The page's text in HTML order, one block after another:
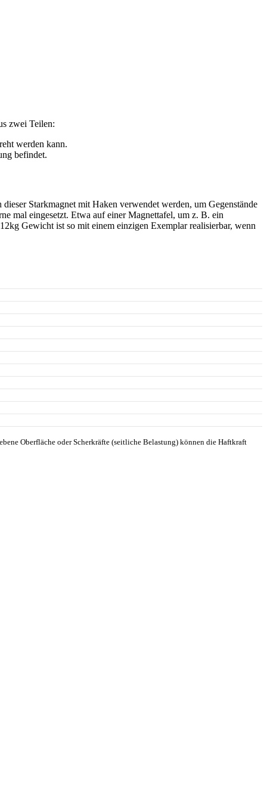
zwei Teilen:
werden kann.
befindet.
Starkmagnet mit Haken verwendet werden, um Gegenstände
mal eingesetzt. Etwa auf einer Magnettafel, um z. B. ein
Gewicht ist so mit einem einzigen Exemplar realisierbar, wenn
Oberfläche oder Scherkräfte (seitliche Belastung) können die Haftkraft